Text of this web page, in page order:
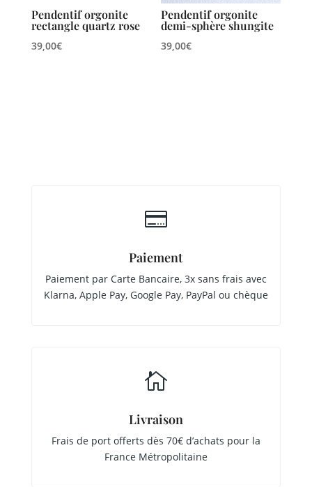
Pendentif orgonite
rectangle quartz rose
39,00€
Pendentif orgonite
demi-sphère shungite
39,00€

Paiement
Paiement par Carte Bancaire, 3x sans frais avec
Klarna, Apple Pay, Google Pay, PayPal ou chèque

Livraison
Frais de port offerts dès 70€ d’achats pour la
France Métropolitaine